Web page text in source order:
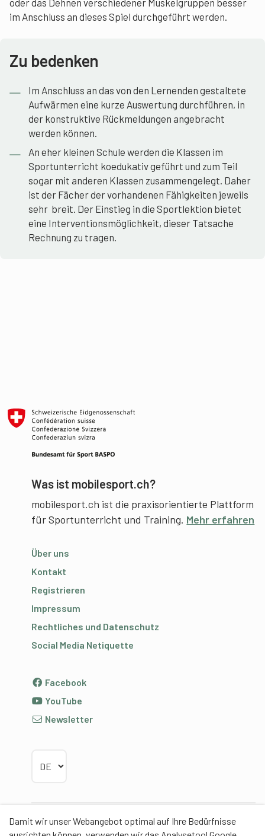
Damit wir unser Webangebot optimal auf Ihre Bedürfnisse
oder das Dehnen verschiedener Muskelgruppen besser
im Anschluss an dieses Spiel durchgeführt werden.
Zu bedenken
Im Anschluss an das von den Lernenden gestaltete
Aufwärmen eine kurze Auswertung durchführen, in
der konstruktive Rückmeldungen angebracht
werden können.
An eher kleinen Schule werden die Klassen im
Sportunterricht koedukativ geführt und zum Teil
sogar mit anderen Klassen zusammengelegt. Daher
ist der Fächer der vorhandenen Fähigkeiten jeweils
sehr breit. Der Einstieg in die Sportlektion bietet
eine Interventionsmöglichkeit, dieser Tatsache
Rechnung zu tragen.
Was ist mobilesport.ch?
mobilesport.ch ist die praxisorientierte Plattform
für Sportunterricht und Training. Mehr erfahren
Über uns
Kontakt
Registrieren
Impressum
Rechtliches und Datenschutz
Social Media Netiquette
Facebook
YouTube
Newsletter
Partner